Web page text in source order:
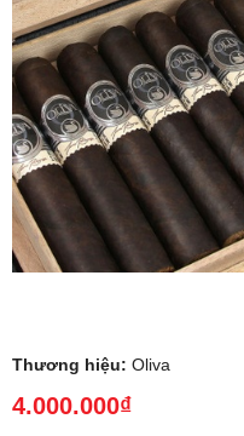
Thương hiệu: Oliva
4.000.000₫